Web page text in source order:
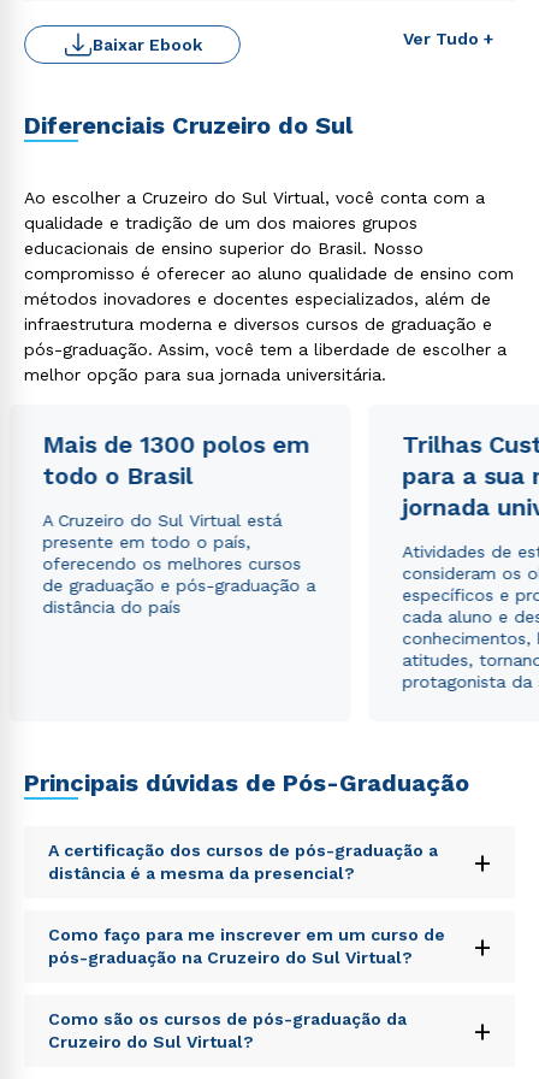
Ver Tudo +
Baixar Ebook
Diferenciais Cruzeiro do Sul
Ao escolher a Cruzeiro do Sul Virtual, você conta com a
qualidade e tradição de um dos maiores grupos
educacionais de ensino superior do Brasil. Nosso
compromisso é oferecer ao aluno qualidade de ensino com
métodos inovadores e docentes especializados, além de
infraestrutura moderna e diversos cursos de graduação e
pós-graduação. Assim, você tem a liberdade de escolher a
melhor opção para sua jornada universitária.
Mais de 1300 polos em
todo o Brasil
A Cruzeiro do Sul Virtual está
presente em todo o país,
oferecendo os melhores cursos
de graduação e pós-graduação a
distância do país
Trilhas
para a sua
jornada
Atividades de
consideram os
específicos e
cada aluno e
conhecimentos,
atitudes,
protagonista da
Principais dúvidas de Pós-Graduação
A certificação dos cursos de pós-graduação a
distância é a mesma da presencial?
+
Sed ut perspiciatis unde omnis iste natus error sit
voluptatem accusantium doloremque laudantium,
totam rem aperiam, eaque ipsa quae ab illo inventore
explicabo. Nemo enim ipsam voluptatem quia
voluptas sit aspernatur aut odit aut fugit, sed quia
Como faço para me inscrever em um curso de
pós-graduação na Cruzeiro do Sul Virtual?
+
Sed ut perspiciatis unde omnis iste natus error sit
voluptatem accusantium doloremque laudantium,
Como são os cursos de pós-graduação da
Cruzeiro do Sul Virtual?
+
Rápido e fácil
WhatsApp
ou
Estou de acordo com a
autorizo que meus dados sejam utilizados para o